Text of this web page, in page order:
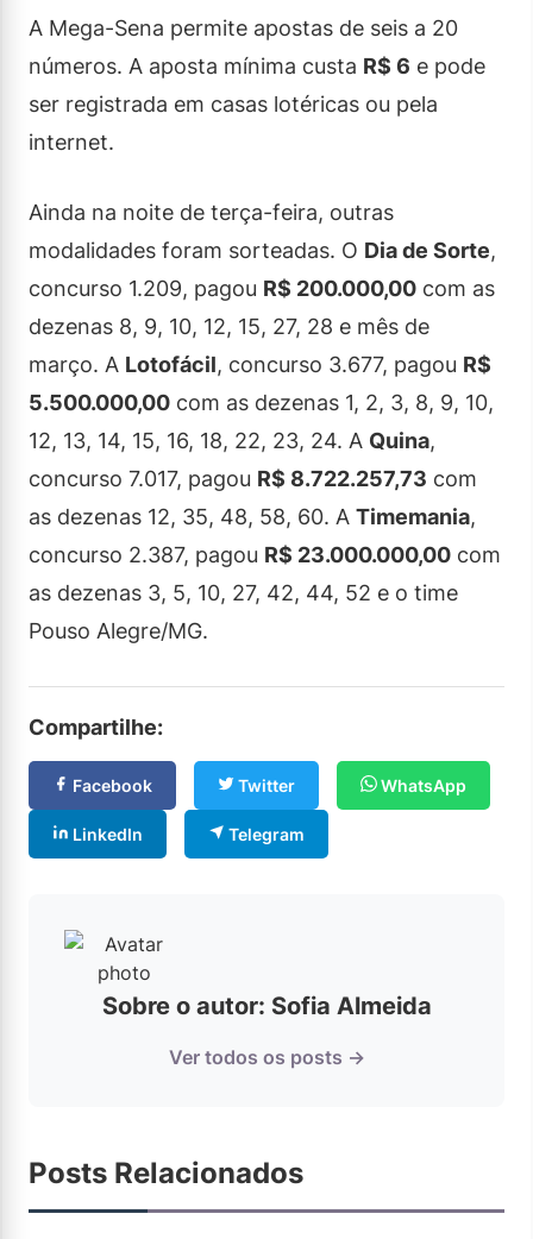
A Mega-Sena permite apostas de seis a 20
números. A aposta mínima custa R$ 6 e pode
ser registrada em casas lotéricas ou pela
internet.
Ainda na noite de terça-feira, outras
modalidades foram sorteadas. O Dia de Sorte,
concurso 1.209, pagou R$ 200.000,00 com as
dezenas 8, 9, 10, 12, 15, 27, 28 e mês de
março. A Lotofácil, concurso 3.677, pagou R$
5.500.000,00 com as dezenas 1, 2, 3, 8, 9, 10,
12, 13, 14, 15, 16, 18, 22, 23, 24. A Quina,
concurso 7.017, pagou R$ 8.722.257,73 com
as dezenas 12, 35, 48, 58, 60. A Timemania,
concurso 2.387, pagou R$ 23.000.000,00 com
as dezenas 3, 5, 10, 27, 42, 44, 52 e o time
Pouso Alegre/MG.
Compartilhe:
Facebook Twitter WhatsApp
LinkedIn Telegram
Sobre o autor: Sofia Almeida
Ver todos os posts →
Posts Relacionados